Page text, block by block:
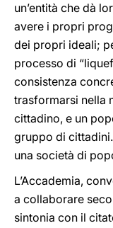
un’entità che dà
avere i propri
dei propri ideali;
processo di
consistenza
trasformarsi nella
cittadino, e un
gruppo di
una società di
L’Accademia,
a collaborare
sintonia con il